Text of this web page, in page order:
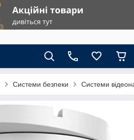
Системи безпеки Системи